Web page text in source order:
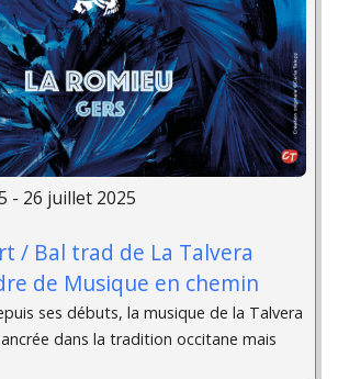
- 26 juillet 2025
/ Bal trad de La Talvera
de Musique en chemin
ses débuts, la musique de la Talvera
dans la tradition occitane mais